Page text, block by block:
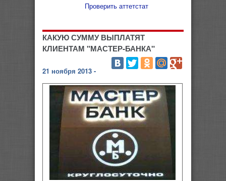
Проверить аттетстат
КАКУЮ СУММУ ВЫПЛАТЯТ
КЛИЕНТАМ "МАСТЕР-БАНКА"
21 ноября 2013 -